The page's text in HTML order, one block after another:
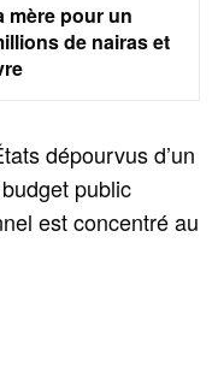
mère pour un
de nairas et
dépourvus d’un
public
est concentré au